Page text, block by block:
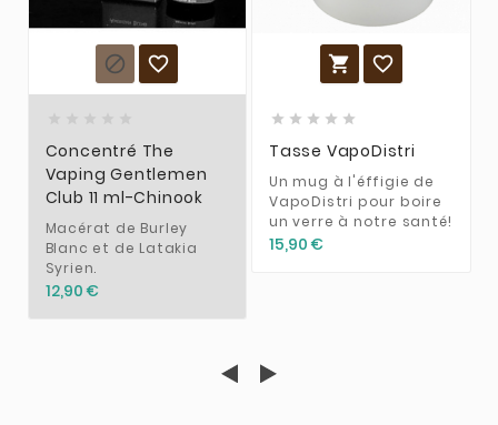
 
Concentré The
Vaping Gentlemen
Club 11 ml-Chinook
Macérat de Burley
Blanc et de Latakia
Syrien.
12,90 €
 
    
Tasse VapoDistri
Un mug à l'éffigie de
VapoDistri pour boire
un verre à notre santé!
15,90 €